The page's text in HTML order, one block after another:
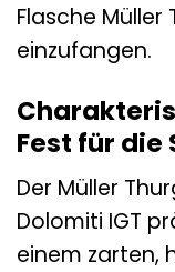
Flasche
einzufangen.
Fest für die
Der Müller
Dolomiti IGT
einem zarten,